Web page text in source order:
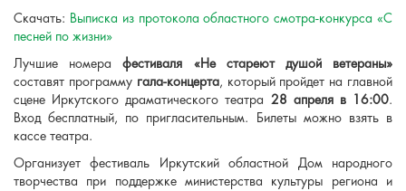
Скачать: Выписка из протокола областного смотра-конкурса «С
песней по жизни»
Лучшие номерафестиваля «Не стареют душой ветераны»
составят программу гала-концерта, который пройдет на главной
сцене Иркутского драматического театра 28 апреля в 16:00.
Вход бесплатный, по пригласительным. Билеты можно взять в
кассе театра.
Организует фестиваль Иркутский областной Дом народного
творчества при поддержке министерства культуры региона и